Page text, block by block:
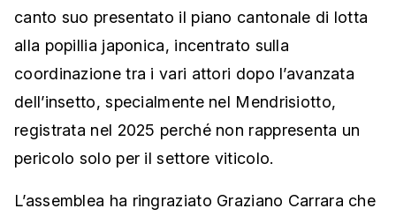
canto suo presentato il piano cantonale di lotta
alla popillia japonica, incentrato sulla
coordinazione tra i vari attori dopo l’avanzata
dell’insetto, specialmente nel Mendrisiotto,
registrata nel 2025 perché non rappresenta un
pericolo solo per il settore viticolo.
L’assemblea ha ringraziato Graziano Carrara che